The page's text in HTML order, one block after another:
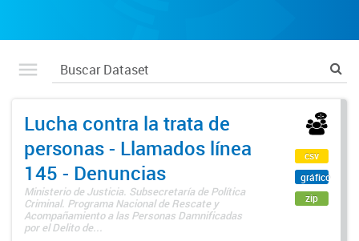
Lucha contra la trata de
personas - Llamados línea
145 - Denuncias
Ministerio de Justicia. Subsecretaría de Política
Criminal. Programa Nacional de Rescate y
Acompañamiento a las Personas Damnificadas
por el Delito de...
csv
gráfico
zip